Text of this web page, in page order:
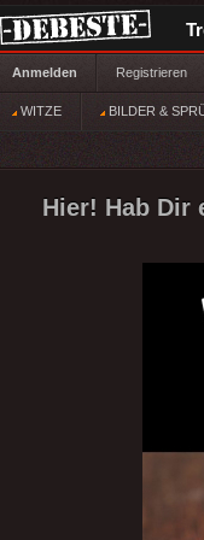
Anmelden Registrieren
WITZE BILDER &
Hier! Hab Dir